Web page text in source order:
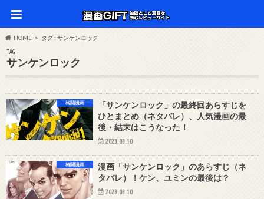
HOME タグ : サンケンロック
TAG
サンケンロック
格闘漫画
「サンケンロック」の最終回あらすじを
ひとまとめ（ネタバレ）、人気漫画の最
後・結末はこうなった！
2023.03.10
格闘漫画
漫画「サンケンロック」のあらすじ（ネ
タバレ）！ケン、ユミンの最後は？
2023.03.10